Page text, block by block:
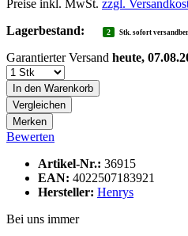
Preise inkl. MwSt. zzgl.
Lagerbestand:
2 Stk. sofort
Garantierter Versand heute,
In den Warenkorb
Vergleichen
Merken
Bewerten
Artikel-Nr.: 36915
EAN: 4022507183921
Hersteller: Henrys
Bei uns immer